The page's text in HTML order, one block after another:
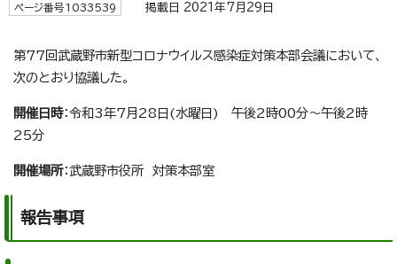
ページ番号1033539 掲載日 2021年7月29日
第77回武蔵野市新型コロナウイルス感染症対策本部会議において、
次のとおり協議した。
開催日時：令和3年7月28日(水曜日) 午後2時00分～午後2時
25分
開催場所：武蔵野市役所 対策本部室
報告事項